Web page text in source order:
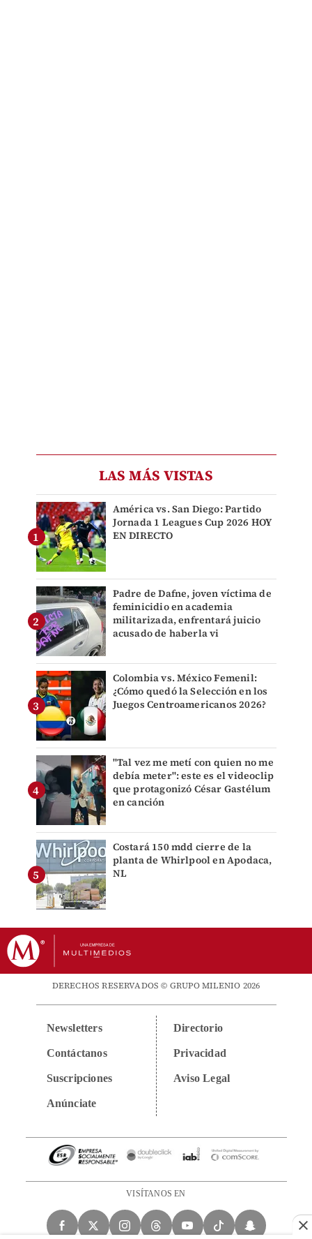
LAS MÁS VISTAS
América vs. San Diego: Partido
Jornada 1 Leagues Cup 2026 HOY
EN DIRECTO
Padre de Dafne, joven víctima de
feminicidio en academia
militarizada, enfrentará juicio
acusado de haberla vi
Colombia vs. México Femenil:
¿Cómo quedó la Selección en los
Juegos Centroamericanos 2026?
"Tal vez me metí con quien no me
debía meter": este es el videoclip
que protagonizó César Gastélum
en canción
Costará 150 mdd cierre de la
planta de Whirlpool en Apodaca,
NL
DERECHOS RESERVADOS © GRUPO MILENIO 2026
Newsletters
Contáctanos
Suscripciones
Anúnciate
Directorio
Privacidad
Aviso Legal
VISÍTANOS EN